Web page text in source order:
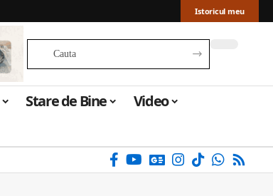
Istoricul meu
Stare de Bine
Video